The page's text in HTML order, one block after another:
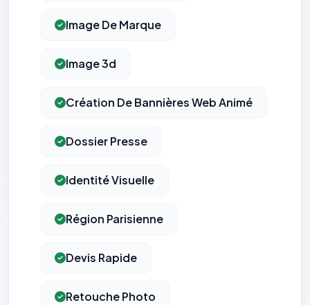
Image De Marque
Image 3d
Création De Bannières Web Animé
Dossier Presse
Identité Visuelle
Région Parisienne
Devis Rapide
Retouche Photo